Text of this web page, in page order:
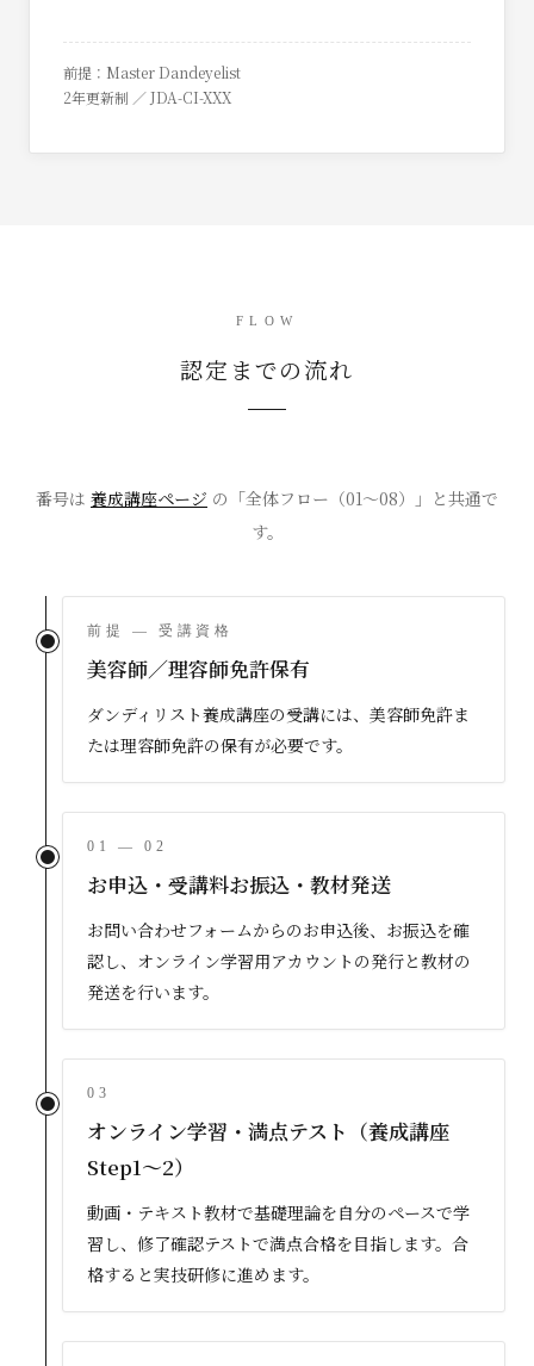
前提：Master Dandeyelist
2年更新制 ／ JDA-CI-XXX
FLOW
認定までの流れ
番号は 養成講座ページ の「全体フロー（01〜08）」と共通で
す。
前提 — 受講資格
美容師／理容師免許保有
ダンディリスト養成講座の受講には、美容師免許ま
たは理容師免許の保有が必要です。
01 — 02
お申込・受講料お振込・教材発送
お問い合わせフォームからのお申込後、お振込を確
認し、オンライン学習用アカウントの発行と教材の
発送を行います。
03
オンライン学習・満点テスト（養成講座
Step1〜2）
動画・テキスト教材で基礎理論を自分のペースで学
習し、修了確認テストで満点合格を目指します。合
格すると実技研修に進めます。